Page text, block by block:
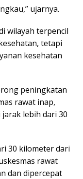
ujarnya.
wilayah terpencil
tetapi
kesehatan
peningkatan
rawat inap,
lebih dari 30
30 kilometer dari
rawat
dan dipercepat